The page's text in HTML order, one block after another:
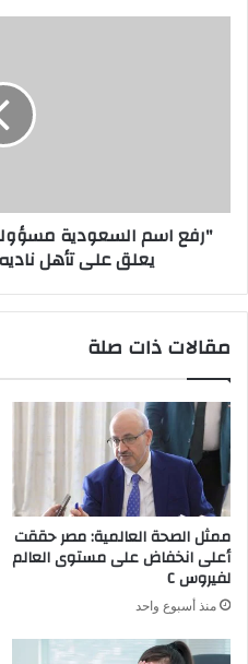
على
تأهل
كأس
"رفع اسم السعودية
يعلق على تأهل
مقالات ذات صلة
ممثل الصحة العالمية: مصر حققت
أعلى انخفاض على مستوى العالم
لفيروس C
منذ أسبوع واحد